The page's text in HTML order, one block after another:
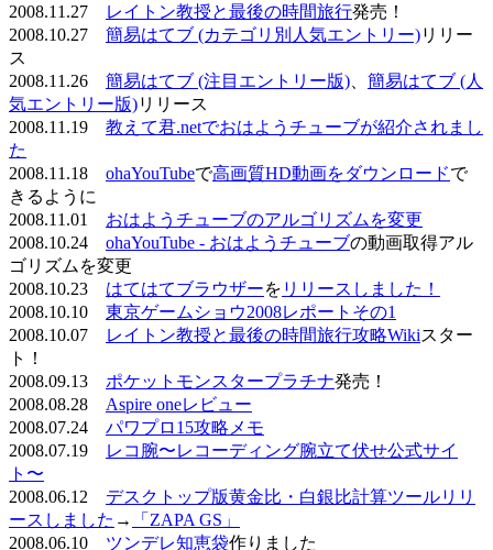
2008.11.27
レイトン教授と最後の時間旅行発売！
2008.10.27 簡易はてブ (カテゴリ別人気エントリー)リリー
ス
2008.11.26 簡易はてブ (注目エントリー版)
簡易はてブ (人
気エントリー版)リリース
2008.11.19 教えて君.netでおはようチューブが紹介されまし
た
2008.11.18 ohaYouTubeで高画質HD動画をダウンロードで
きるように
2008.11.01 おはようチューブのアルゴリズムを変更
2008.10.24 ohaYouTube - おはようチューブの動画取得アル
ゴリズムを変更
2008.10.23 はてはてブラウザーを リリースしました！
2008.10.10 東京ゲームショウ2008レポートその1
2008.10.07
レイトン教授と最後の時間旅行攻略Wikiスター
ト！
2008.09.13 ポケットモンスタープラチナ発売！
2008.08.28 Aspire oneレビュー
2008.07.24 パワプロ15攻略メモ
2008.07.19
レコ腕〜レコーディング腕立て伏せ公式サイ
ト〜
2008.06.12 デスクトップ版黄金比・白銀比計算ツールリリ
ースしました →
「ZAPA GS」
2008.06.10 ツンデレ知恵袋作りました